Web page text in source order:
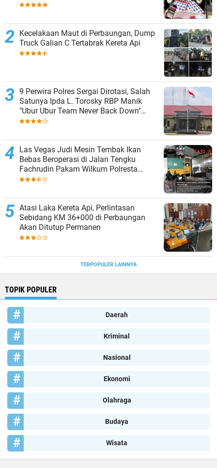
Kecelakaan Maut di Perbaungan, Dump
Truck Galian C Tertabrak Kereta Api
9 Perwira Polres Sergai Dirotasi, Salah
Satunya Ipda L. Torosky RBP Manik
"Ubur Ubur Team Never Back Down"
Menempati Polsek Dolok Masihul
Las Vegas Judi Mesin Tembak Ikan
Bebas Beroperasi di Jalan Tengku
Fachrudin Pakam Wilkum Polresta
Deliserdang
Atasi Laka Kereta Api, Perlintasan
Sebidang KM 36+000 di Perbaungan
Akan Ditutup Permanen
TERPOPULER LAINNYA
TOPIK POPULER
Daerah
Kriminal
Nasional
Ekonomi
Olahraga
Budaya
Wisata